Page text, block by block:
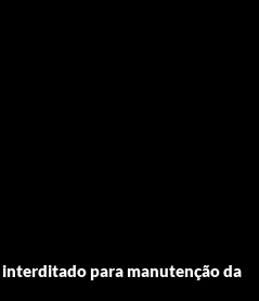
para manutenção da